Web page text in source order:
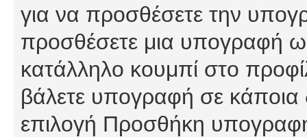
για να προσθέσετε την
προσθέσετε μια υπογραφή
κατάλληλο κουμπί στο
βάλετε υπογραφή σε κάποια
επιλογή Προσθήκη